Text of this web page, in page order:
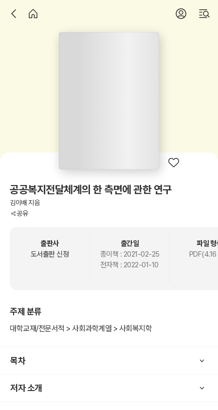
공공복지전달체계의 한 측면에 관한 연구
김이배 지음
공유
출판사
도서출판 신정
출간일
종이책 : 2021-02-25
전자책 : 2022-01-10
파일 형
주제 분류
대학교재/전문서적 > 사회과학계열 > 사회복지학
목차
저자 소개